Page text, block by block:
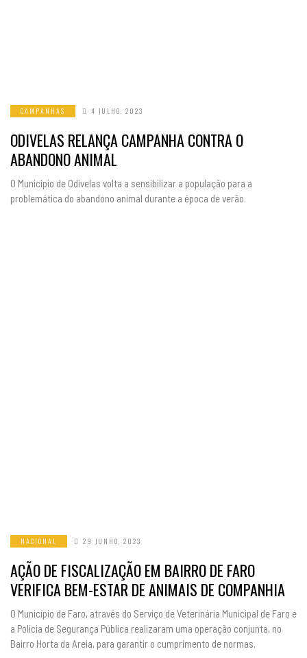
CAMPANHAS 4 JULHO, 2023
ODIVELAS RELANÇA CAMPANHA CONTRA O
ABANDONO ANIMAL
O Município de Odivelas volta a sensibilizar a população para a
problemática do abandono animal durante a época de verão.
NACIONAL 29 JUNHO, 2023
AÇÃO DE FISCALIZAÇÃO EM BAIRRO DE FARO
VERIFICA BEM-ESTAR DE ANIMAIS DE COMPANHIA
O Município de Faro, através do Serviço de Veterinária Municipal de Faro e
a Polícia de Segurança Pública realizaram uma operação conjunta, no
Bairro Horta da Areia, para garantir o cumprimento de normas.